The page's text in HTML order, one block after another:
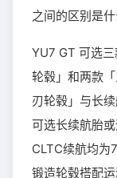
之间的区别是什
YU7 GT 可选
轮毂」和两款
刃轮毂」与长
可选长续航胎
CLTC续航均为
锻造轮毂搭配